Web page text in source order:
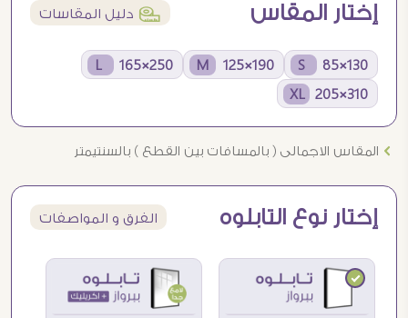
إختار المقاس í دليل المقاسات
130×85 S
190×125 M
250×165 L
310×205 XL
Ö المقاس الاجمالى ( بالمسافات بين القطع ) بالسنتيمتر
إختار نوع التابلوه الفرق و المواصفات